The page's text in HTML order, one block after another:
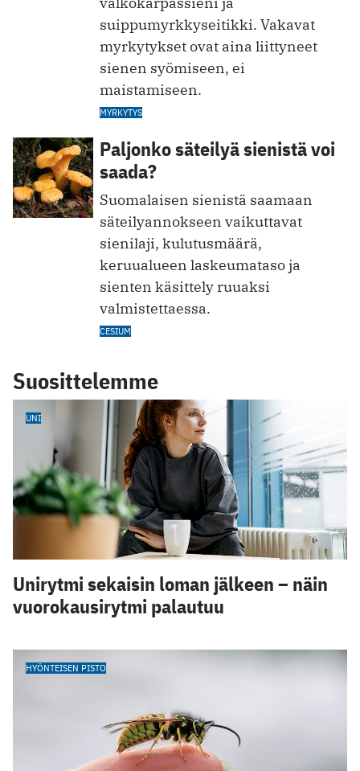
suippumyrkkyseitikki. Vakavat
myrkytykset ovat aina liittyneet
sienen syömiseen, ei
maistamiseen.
MYRKYTYS
Paljonko säteilyä sienistä voi
saada?
Suomalaisen sienistä saamaan
säteilyannokseen vaikuttavat
sienilaji, kulutusmäärä,
keruualueen laskeumataso ja
sienten käsittely ruuaksi
valmistettaessa.
CESIUM
Suosittelemme
UNI
Unirytmi sekaisin loman jälkeen – näin
vuorokausirytmi palautuu
HYÖNTEISEN PISTO